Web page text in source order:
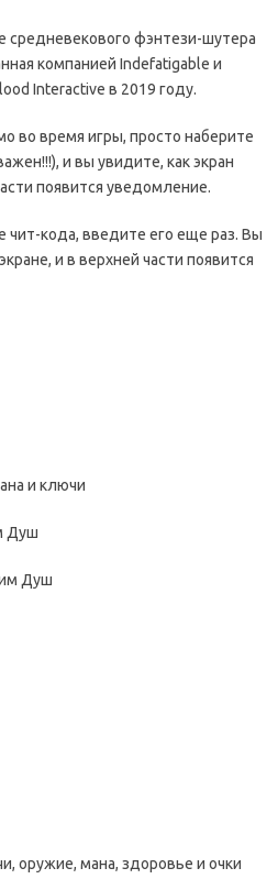
средневекового фэнтези-шутера
компанией Indefatigable и
Interactive в 2019 году.
во время игры, просто наберите
и вы увидите, как экран
появится уведомление.
кода, введите его еще раз. Вы
и в верхней части появится
и ключи
Душ
Душ
оружие, мана, здоровье и очки